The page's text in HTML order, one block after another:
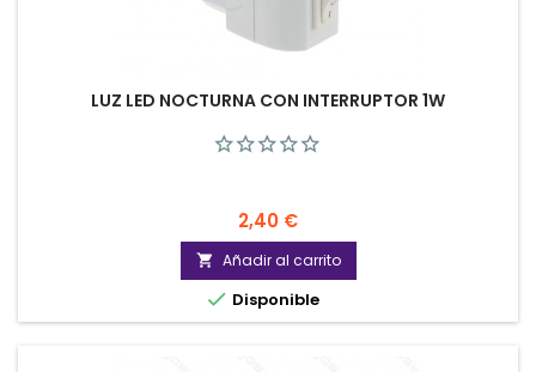
LUZ LED NOCTURNA CON INTERRUPTOR 1W
Precio
2,40 €
 Añadir al carrito
 Disponible